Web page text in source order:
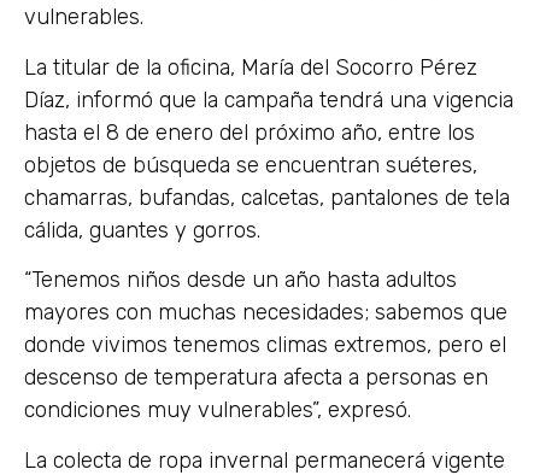
vulnerables.
La titular de la oficina, María del Socorro Pérez
Díaz, informó que la campaña tendrá una vigencia
hasta el 8 de enero del próximo año, entre los
objetos de búsqueda se encuentran suéteres,
chamarras, bufandas, calcetas, pantalones de tela
cálida, guantes y gorros.
“Tenemos niños desde un año hasta adultos
mayores con muchas necesidades; sabemos que
donde vivimos tenemos climas extremos, pero el
descenso de temperatura afecta a personas en
condiciones muy vulnerables”, expresó.
La colecta de ropa invernal permanecerá vigente